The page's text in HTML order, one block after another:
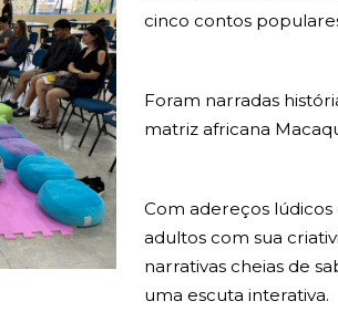
cinco contos
Foram narradas
matriz africana
Com adereços
adultos com sua
narrativas cheias de
uma escuta interativa.